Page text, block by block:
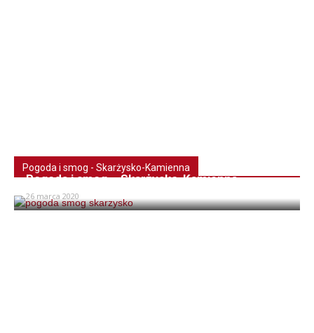
Pogoda i smog - Skarżysko-Kamienna
Pogoda i smog – Skarżysko-Kamienna
26 marca 2020